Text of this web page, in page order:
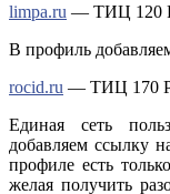
limpa.ru — ТИЦ 120
В профиль
rocid.ru — ТИЦ 170
Единая сеть
добавляем ссылку
профиле есть
желая получить